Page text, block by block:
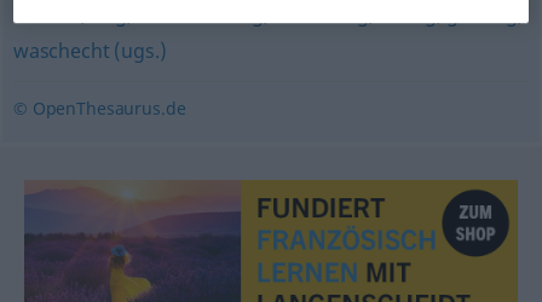
rustikal
waschecht (ugs.)
© OpenThesaurus.de